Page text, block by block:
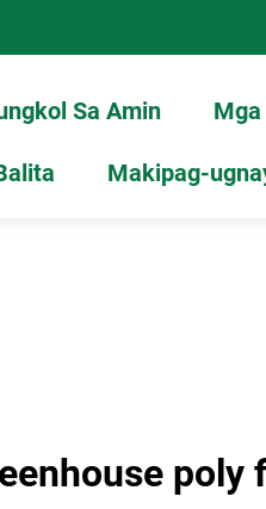
Sa Amin
Makipag-
poly